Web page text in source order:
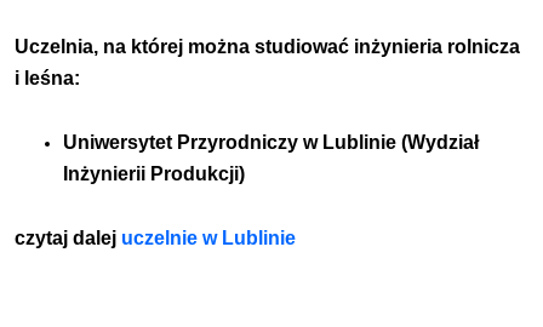
Uczelnia, na której można studiować inżynieria rolnicza
i leśna:
Uniwersytet Przyrodniczy w Lublinie (Wydział
Inżynierii Produkcji)
czytaj dalej uczelnie w Lublinie